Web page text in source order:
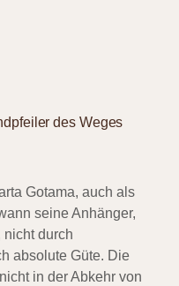
des Weges
Gotama, auch als
seine Anhänger,
durch
absolute Güte. Die
in der Abkehr von